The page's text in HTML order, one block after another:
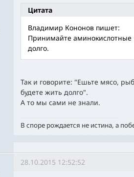
Цитата
Владимир Кононов пишет:
Принимайте аминокислотные
долго.
Так и говорите: "Ешьте мясо,
будете жить долго".
А то мы сами не знали.
В споре рождается не истина, а
28.10.2015 12:52:52